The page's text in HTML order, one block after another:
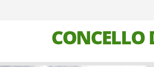
CONCELLO